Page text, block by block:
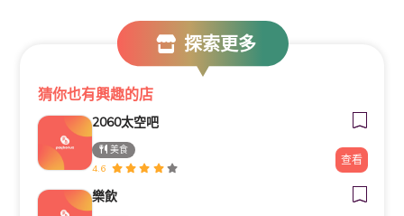
探索更多
猜你也有興趣的店
2060太空吧
美食
4.6
查看
樂飲